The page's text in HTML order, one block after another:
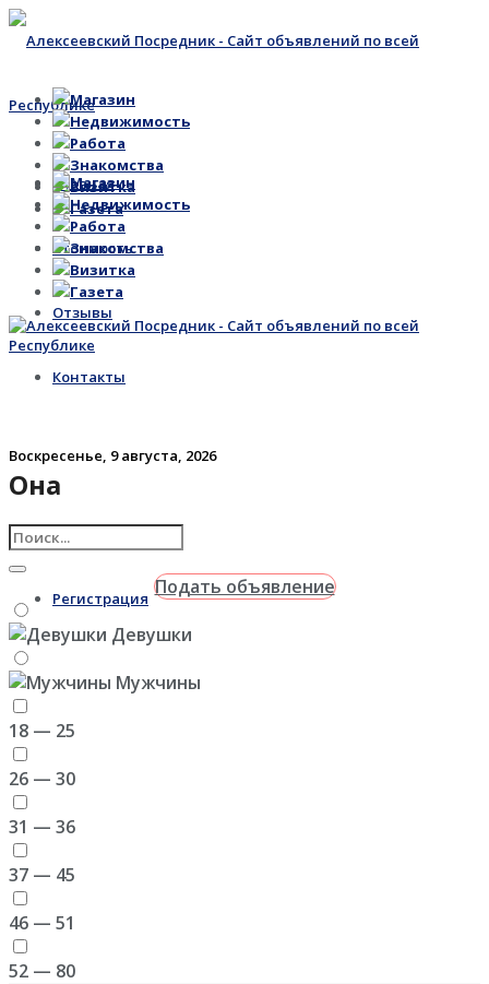
Главная
Стоимость
Отзывы
Контакты
Воскресенье, 9 августа, 2026
Войти
Регистрация
Магазин
Недвижимость
Работа
Знакомства
Визитка
Газета
Магазин
Недвижимость
Работа
Знакомства
Визитка
Газета
Она
Подать объявление
Девушки
Мужчины
18 — 25
26 — 30
31 — 36
37 — 45
46 — 51
52 — 80